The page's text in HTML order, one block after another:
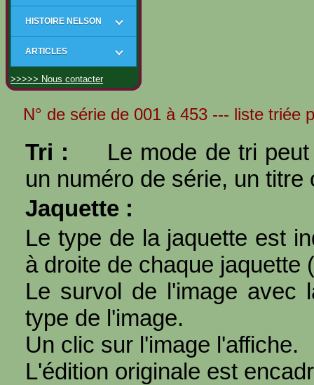
HISTOIRE NELSON
ARTICLES
>>>>> Nous contacter
N° de série de 001 à 453 --- liste triée
Tri :
Le mode de tri
un numéro de série, un titre
Jaquette :
Le type de la jaquette est
à droite de chaque jaquette (
Le survol de l'image avec
type de l'image.
Un clic sur l'image l'affiche.
L'édition originale est